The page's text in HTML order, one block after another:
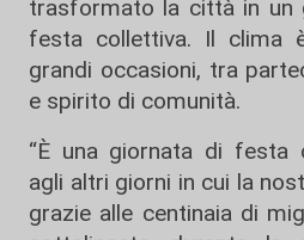
trasformato la città in un
festa collettiva. Il clima
grandi occasioni, tra
e spirito di comunità.
“È una giornata di festa
agli altri giorni in cui la
grazie alle centinaia di